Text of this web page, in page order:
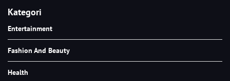
Kategori
Entertainment
Fashion And Beauty
Health